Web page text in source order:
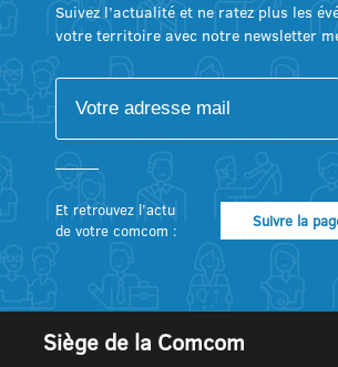
Suivez l’actualité et ne ratez plus les
votre territoire avec notre newsletter
Et retrouvez l’actu
de votre comcom :
Suivre la
Siège de la Comcom